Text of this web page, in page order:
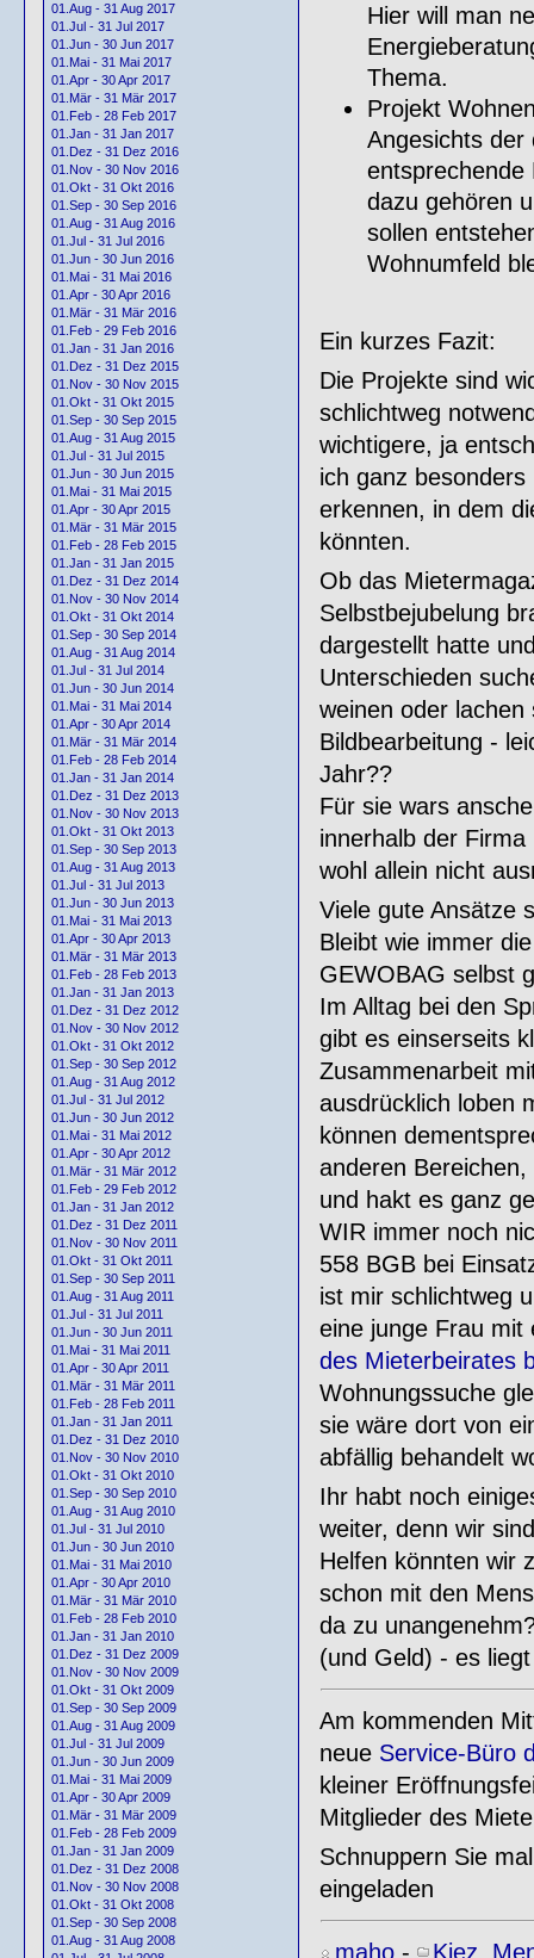
01.Aug - 31 Aug 2017
01.Jul - 31 Jul 2017
01.Jun - 30 Jun 2017
01.Mai - 31 Mai 2017
01.Apr - 30 Apr 2017
01.Mär - 31 Mär 2017
01.Feb - 28 Feb 2017
01.Jan - 31 Jan 2017
01.Dez - 31 Dez 2016
01.Nov - 30 Nov 2016
01.Okt - 31 Okt 2016
01.Sep - 30 Sep 2016
01.Aug - 31 Aug 2016
01.Jul - 31 Jul 2016
01.Jun - 30 Jun 2016
01.Mai - 31 Mai 2016
01.Apr - 30 Apr 2016
01.Mär - 31 Mär 2016
01.Feb - 29 Feb 2016
01.Jan - 31 Jan 2016
01.Dez - 31 Dez 2015
01.Nov - 30 Nov 2015
01.Okt - 31 Okt 2015
01.Sep - 30 Sep 2015
01.Aug - 31 Aug 2015
01.Jul - 31 Jul 2015
01.Jun - 30 Jun 2015
01.Mai - 31 Mai 2015
01.Apr - 30 Apr 2015
01.Mär - 31 Mär 2015
01.Feb - 28 Feb 2015
01.Jan - 31 Jan 2015
01.Dez - 31 Dez 2014
01.Nov - 30 Nov 2014
01.Okt - 31 Okt 2014
01.Sep - 30 Sep 2014
01.Aug - 31 Aug 2014
01.Jul - 31 Jul 2014
01.Jun - 30 Jun 2014
01.Mai - 31 Mai 2014
01.Apr - 30 Apr 2014
01.Mär - 31 Mär 2014
01.Feb - 28 Feb 2014
01.Jan - 31 Jan 2014
01.Dez - 31 Dez 2013
01.Nov - 30 Nov 2013
01.Okt - 31 Okt 2013
01.Sep - 30 Sep 2013
01.Aug - 31 Aug 2013
01.Jul - 31 Jul 2013
01.Jun - 30 Jun 2013
01.Mai - 31 Mai 2013
01.Apr - 30 Apr 2013
01.Mär - 31 Mär 2013
01.Feb - 28 Feb 2013
01.Jan - 31 Jan 2013
01.Dez - 31 Dez 2012
01.Nov - 30 Nov 2012
01.Okt - 31 Okt 2012
01.Sep - 30 Sep 2012
01.Aug - 31 Aug 2012
01.Jul - 31 Jul 2012
01.Jun - 30 Jun 2012
01.Mai - 31 Mai 2012
01.Apr - 30 Apr 2012
01.Mär - 31 Mär 2012
01.Feb - 29 Feb 2012
01.Jan - 31 Jan 2012
01.Dez - 31 Dez 2011
01.Nov - 30 Nov 2011
01.Okt - 31 Okt 2011
01.Sep - 30 Sep 2011
01.Aug - 31 Aug 2011
01.Jul - 31 Jul 2011
01.Jun - 30 Jun 2011
01.Mai - 31 Mai 2011
01.Apr - 30 Apr 2011
01.Mär - 31 Mär 2011
01.Feb - 28 Feb 2011
01.Jan - 31 Jan 2011
01.Dez - 31 Dez 2010
01.Nov - 30 Nov 2010
01.Okt - 31 Okt 2010
01.Sep - 30 Sep 2010
01.Aug - 31 Aug 2010
01.Jul - 31 Jul 2010
01.Jun - 30 Jun 2010
01.Mai - 31 Mai 2010
01.Apr - 30 Apr 2010
01.Mär - 31 Mär 2010
01.Feb - 28 Feb 2010
01.Jan - 31 Jan 2010
01.Dez - 31 Dez 2009
01.Nov - 30 Nov 2009
01.Okt - 31 Okt 2009
01.Sep - 30 Sep 2009
01.Aug - 31 Aug 2009
01.Jul - 31 Jul 2009
01.Jun - 30 Jun 2009
01.Mai - 31 Mai 2009
01.Apr - 30 Apr 2009
01.Mär - 31 Mär 2009
01.Feb - 28 Feb 2009
01.Jan - 31 Jan 2009
01.Dez - 31 Dez 2008
01.Nov - 30 Nov 2008
01.Okt - 31 Okt 2008
01.Sep - 30 Sep 2008
01.Aug - 31 Aug 2008
Hier will man
Thema.
Projekt
Angesichts der
entsprechende
dazu gehören
sollen
Wohnumfeld
Ein kurzes Fazit:
Die Projekte sind
schlichtweg
wichtigere, ja
ich ganz
erkennen, in dem
könnten.
Ob das
Selbstbejubelung
dargestellt hatte
Unterschieden
weinen oder
Bildbearbeitung -
Jahr??
Für sie wars
innerhalb der
wohl allein nicht
Viele gute Ansätze
Bleibt wie immer
GEWOBAG selbst
Im Alltag bei den
gibt es einserseits
Zusammenarbeit
ausdrücklich loben
können
anderen
und hakt es ganz
WIR immer noch
558 BGB bei
ist mir schlichtweg
eine junge Frau
des Mieterbeirates
Wohnungssuche
sie wäre dort von
abfällig behandelt
Ihr habt noch
weiter, denn wir
Helfen könnten wir
schon mit den
da zu
(und Geld) - es
Am kommenden
neue Service-Büro
kleiner
Mitglieder des
Schnuppern Sie
eingeladen
maho- Kiez